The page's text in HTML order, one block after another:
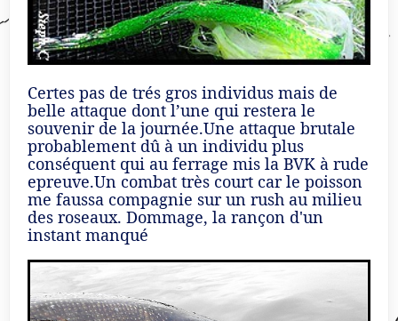
Certes pas de trés gros individus mais de
belle attaque dont l’une qui restera le
souvenir de la journée.Une attaque brutale
probablement dû à un individu plus
conséquent qui au ferrage mis la BVK à rude
epreuve.Un combat très court car le poisson
me faussa compagnie sur un rush au milieu
des roseaux. Dommage, la rançon d'un
instant manqué